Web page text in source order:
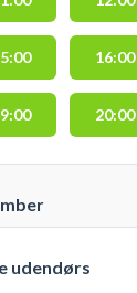
16:00
20:00
udendørs